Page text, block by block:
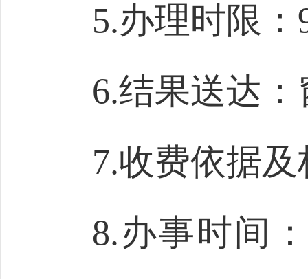
5.办理时限
6.结果送达
7.收费依据
8.办事时间